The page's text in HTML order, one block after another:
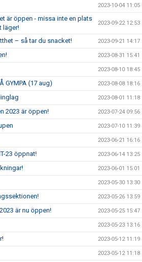
2023-10-04 11:05
är öppen - missa inte en plats
läger!
2023-09-22 12:53
– så tar du snacket! 2023-09-21 14:17
2023-08-31 15:41
2023-08-10 18:45
GYMPA (17 aug) 2023-08-08 18:16
2023-08-01 11:18
2023 är öppen! 2023-07-24 09:56
2023-07-10 11:39
2023-06-21 16:16
23 öppnat! 2023-06-14 13:25
2023-06-01 15:01
2023-05-30 13:30
2023-05-26 13:59
är nu öppen! 2023-05-25 15:47
2023-05-23 13:16
2023-05-12 11:19
2023-05-12 11:18